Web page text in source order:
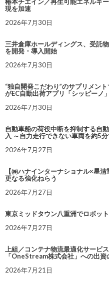
椿本チエイン／再生可能エネルギ
現を加速
2026年7月30日
三井倉庫ホールディングス、受託
を開発・導入開始
2026年7月30日
“独自開発こだわり”のサプリメン
がEC自動出荷アプリ「シッピーノ
2026年7月30日
自動車船の荷役中断を抑制する自
入 ～自力走行できない車両を約5
2026年7月27日
【㈱ハナインターナショナル×星
更なる強化ねらう
2026年7月27日
東京ミッドタウン八重洲でロボッ
2026年7月27日
上組／コンテナ物流最適化サービ
「OneStream株式会社」への出資
2026年7月21日